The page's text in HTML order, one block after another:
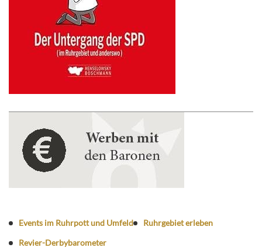
Events im Ruhrpott und Umfeld
Ruhrgebiet erleben
Revier-Derbybarometer